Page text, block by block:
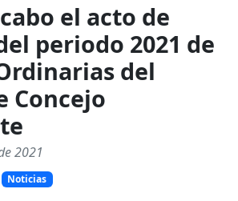
el acto de
periodo 2021 de
del
Concejo
2021
Noticias